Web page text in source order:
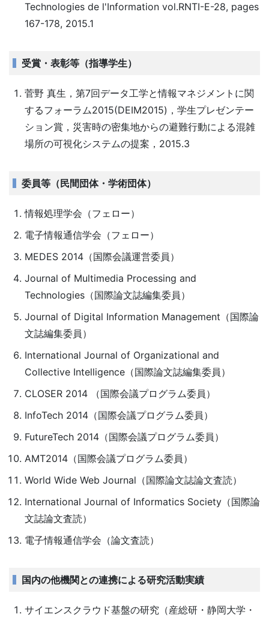
Technologies de l'Information vol.RNTI-E-28, pages
167-178, 2015.1
受賞・表彰等（指導学生）
菅野 真生，第7回データ工学と情報マネジメントに関
するフォーラム2015(DEIM2015)，学生プレゼンテー
ション賞，災害時の密集地からの避難行動による混雑
場所の可視化システムの提案，2015.3
委員等（民間団体・学術団体）
情報処理学会（フェロー）
電子情報通信学会（フェロー）
MEDES 2014（国際会議運営委員）
Journal of Multimedia Processing and
Technologies（国際論文誌編集委員）
Journal of Digital Information Management（国際論
文誌編集委員）
International Journal of Organizational and
Collective Intelligence（国際論文誌編集委員）
CLOSER 2014 （国際会議プログラム委員）
InfoTech 2014（国際会議プログラム委員）
FutureTech 2014（国際会議プログラム委員）
AMT2014（国際会議プログラム委員）
World Wide Web Journal（国際論文誌論文査読）
International Journal of Informatics Society（国際論
文誌論文査読）
電子情報通信学会（論文査読）
国内の他機関との連携による研究活動実績
サイエンスクラウド基盤の研究（産総研・静岡大学・